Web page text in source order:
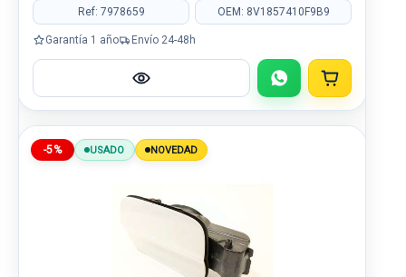
Ref: 7978659 OEM: 8V1857410F9B9
Garantía 1 año Envío 24-48h
-5% USADO NOVEDAD